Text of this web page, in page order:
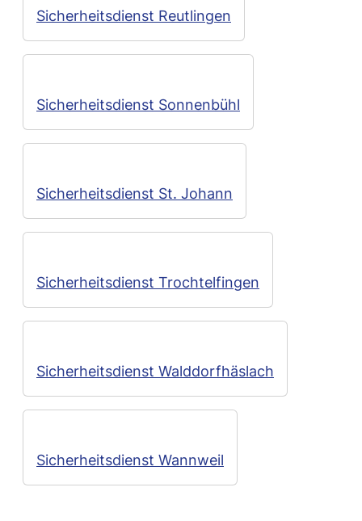
Sicherheitsdienst Reutlingen
Sicherheitsdienst Sonnenbühl
Sicherheitsdienst St. Johann
Sicherheitsdienst Trochtelfingen
Sicherheitsdienst Walddorfhäslach
Sicherheitsdienst Wannweil